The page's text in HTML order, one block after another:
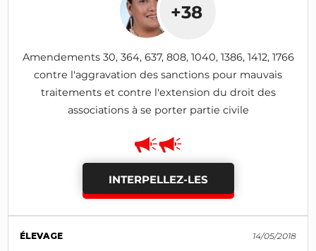
+38
Amendements 30, 364, 637, 808, 1040, 1386, 1412, 1766
contre l'aggravation des sanctions pour mauvais
traitements et contre l'extension du droit des
associations à se porter partie civile
INTERPELLEZ-LES
ÉLEVAGE 14/05/2018